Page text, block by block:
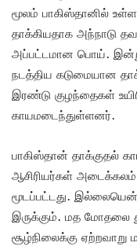
மூலம் பாகிஸ்தானில்
தாக்கியதாக அந்நாடு
அப்பட்டமான பொய்.
நடத்திய கடுமையான
இரண்டு குழந்தைகள்
காயமடைந்துள்ளனர்.
பாகிஸ்தான் தாக்குதல்
ஆசிரியர்கள்
மூடப்பட்டது.
இருக்கும். மத மோதலை
சூழ்நிலைக்கு ஏற்றவாறு